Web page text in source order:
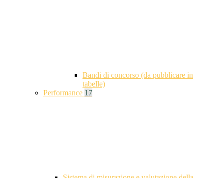
Bandi di concorso (da pubblicare in
tabelle)
Performance 17